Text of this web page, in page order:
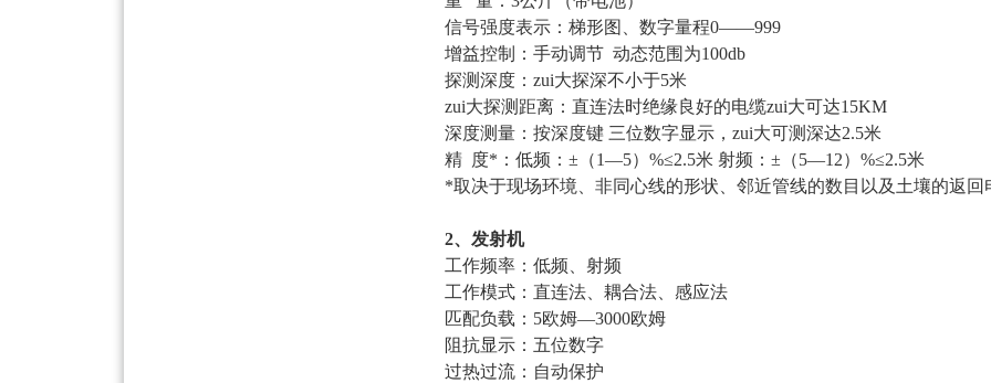
信号强度表示：梯形图、数字量程0——999
增益控制：手动调节 动态范围为100db
探测深度：zui大探深不小于5米
zui大探测距离：直连法时绝缘良好的电缆zui大可达15KM
深度测量：按深度键 三位数字显示，zui大可测深达2.5米
精 度* ：低频：±（1—5） %≤2.5米 射频：±（5—12） %≤2.5米
*取决于现场环境、非同心线的形状、邻近管线的数目以及土壤的返回
2、发射机
工作频率：低频、射频
工作模式：直连法、耦合法、感应法
匹配负载： 5欧姆—3000欧姆
阻抗显示：五位数字
过热过流：自动保护